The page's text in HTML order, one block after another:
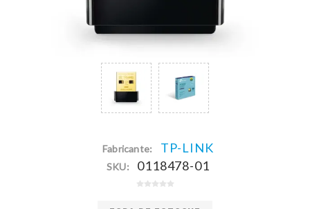
Fabricante: TP-LINK
SKU: 0118478-01